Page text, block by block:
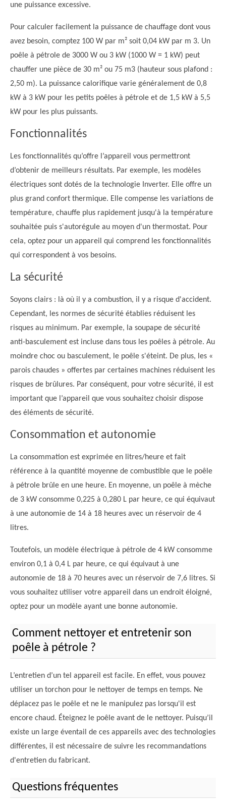
une puissance excessive.
Pour calculer facilement la puissance de chauffage dont vous
avez besoin, comptez 100 W par m² soit 0,04 kW par m 3. Un
poêle à pétrole de 3000 W ou 3 kW (1000 W = 1 kW) peut
chauffer une pièce de 30 m² ou 75 m3 (hauteur sous plafond :
2,50 m). La puissance calorifique varie généralement de 0,8
kW à 3 kW pour les petits poêles à pétrole et de 1,5 kW à 5,5
kW pour les plus puissants.
Fonctionnalités
Les fonctionnalités qu’offre l’appareil vous permettront
d’obtenir de meilleurs résultats. Par exemple, les modèles
électriques sont dotés de la technologie Inverter. Elle offre un
plus grand confort thermique. Elle compense les variations de
température, chauffe plus rapidement jusqu'à la température
souhaitée puis s'autorégule au moyen d'un thermostat. Pour
cela, optez pour un appareil qui comprend les fonctionnalités
qui correspondent à vos besoins.
La sécurité
Soyons clairs : là où il y a combustion, il y a risque d'accident.
Cependant, les normes de sécurité établies réduisent les
risques au minimum. Par exemple, la soupape de sécurité
anti-basculement est incluse dans tous les poêles à pétrole. Au
moindre choc ou basculement, le poêle s'éteint. De plus, les «
parois chaudes » offertes par certaines machines réduisent les
risques de brûlures. Par conséquent, pour votre sécurité, il est
important que l’appareil que vous souhaitez choisir dispose
des éléments de sécurité.
Consommation et autonomie
La consommation est exprimée en litres/heure et fait
référence à la quantité moyenne de combustible que le poêle
à pétrole brûle en une heure. En moyenne, un poêle à mèche
de 3 kW consomme 0,225 à 0,280 L par heure, ce qui équivaut
à une autonomie de 14 à 18 heures avec un réservoir de 4
litres.
Toutefois, un modèle électrique à pétrole de 4 kW consomme
environ 0,1 à 0,4 L par heure, ce qui équivaut à une
autonomie de 18 à 70 heures avec un réservoir de 7,6 litres. Si
vous souhaitez utiliser votre appareil dans un endroit éloigné,
optez pour un modèle ayant une bonne autonomie.
Comment nettoyer et entretenir son
poêle à pétrole ?
L’entretien d’un tel appareil est facile. En effet, vous pouvez
utiliser un torchon pour le nettoyer de temps en temps. Ne
déplacez pas le poêle et ne le manipulez pas lorsqu'il est
encore chaud. Éteignez le poêle avant de le nettoyer. Puisqu’il
existe un large éventail de ces appareils avec des technologies
différentes, il est nécessaire de suivre les recommandations
d'entretien du fabricant.
Questions fréquentes